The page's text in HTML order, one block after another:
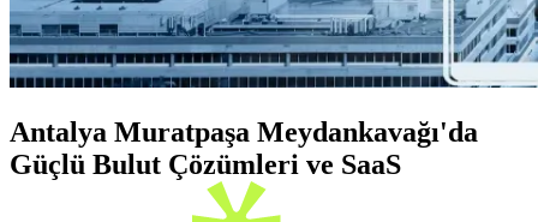
Antalya Muratpaşa Meydankavağı'da
Güçlü Bulut Çözümleri ve SaaS